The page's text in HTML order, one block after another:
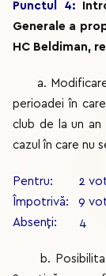
Punctul 4:
Generale a
HC Beldiman,
a. Modificarea
perioadei în
club de la un an
cazul în care nu
Pentru: 2
Împotrivă: 9
Absenți: 4
b.